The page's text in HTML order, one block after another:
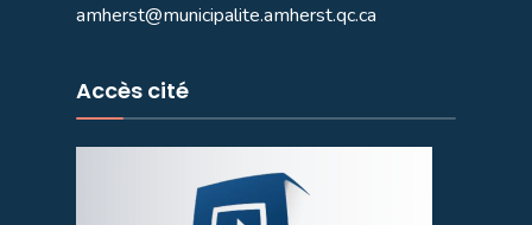
amherst@municipalite.amherst.qc.ca
Accès cité